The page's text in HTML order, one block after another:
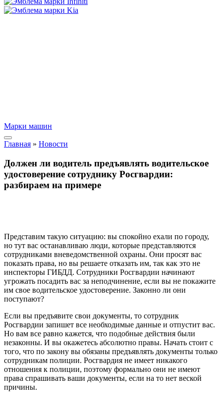
Марки машин
Главная » Новости
Должен ли водитель предъявлять водительское
удостоверение сотруднику Росгвардии:
разбираем на примере
Представим такую ситуацию: вы спокойно ехали по городу,
но тут вас останавливаю люди, которые представляются
сотрудниками вневедомственной охраны. Они просят вас
показать права, но вы решаете отказать им, так как это не
инспекторы ГИБДД. Сотрудники Росгвардии начинают
угрожать посадить вас за неподчинение, если вы не покажите
им свое водительское удостоверение. Законно ли они
поступают?
Если вы предъявите свои документы, то сотрудник
Росгвардии запишет все необходимые данные и отпустит вас.
Но вам все равно кажется, что подобные действия были
незаконны. И вы окажетесь абсолютно правы. Начать стоит с
того, что по закону вы обязаны предъявлять документы только
сотрудникам полиции. Росгвардия не имеет никакого
отношения к полиции, поэтому формально они не имеют
права спрашивать ваши документы, если на то нет веской
причины.